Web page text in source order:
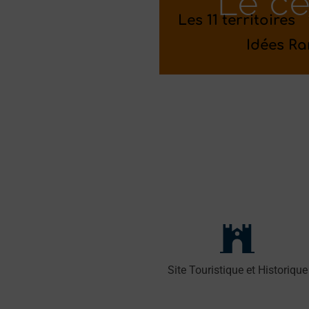
Les 11 territoires
Idées
Site Touristique et Historique